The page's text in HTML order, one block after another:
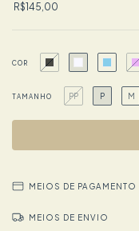
R$145,00
COR
TAMANHO PP P M
MEIOS DE PAGAMENTO
MEIOS DE ENVIO